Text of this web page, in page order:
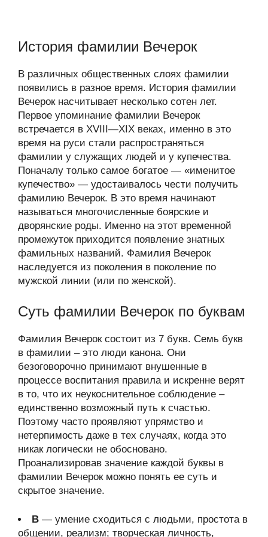
История фамилии Вечерок
В различных общественных слоях фамилии
появились в разное время. История фамилии
Вечерок насчитывает несколько сотен лет.
Первое упоминание фамилии Вечерок
встречается в XVIII—XIX веках, именно в это
время на руси стали распространяться
фамилии у служащих людей и у купечества.
Поначалу только самое богатое — «именитое
купечество» — удостаивалось чести получить
фамилию Вечерок. В это время начинают
называться многочисленные боярские и
дворянские роды. Именно на этот временной
промежуток приходится появление знатных
фамильных названий. Фамилия Вечерок
наследуется из поколения в поколение по
мужской линии (или по женской).
Суть фамилии Вечерок по буквам
Фамилия Вечерок состоит из 7 букв. Семь букв
в фамилии – это люди канона. Они
безоговорочно принимают внушенные в
процессе воспитания правила и искренне верят
в то, что их неукоснительное соблюдение –
единственно возможный путь к счастью.
Поэтому часто проявляют упрямство и
нетерпимость даже в тех случаях, когда это
никак логически не обосновано.
Проанализировав значение каждой буквы в
фамилии Вечерок можно понять ее суть и
скрытое значение.
В — умение сходиться с людьми, простота в
общении, реализм; творческая личность,